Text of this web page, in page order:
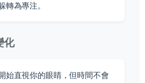
轉為專注。
化
始直視你的眼睛，但時間不會